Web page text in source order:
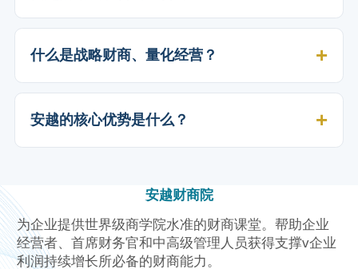
什么是战略财商、量化经营？
安越的核心优势是什么？
安越财商院
为企业提供世界级商学院水准的财商课堂。帮助企业
经营者、首席财务官和中高级管理人员获得支撑v企业
利润持续增长所必备的财商能力。